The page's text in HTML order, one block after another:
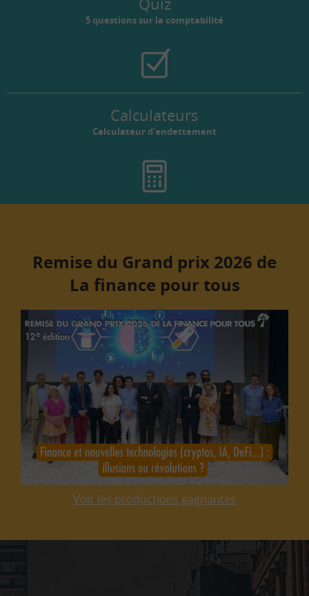
5 questions sur la comptabilité
Calculateurs
Calculateur d'endettement
Remise du Grand prix 2026 de
La finance pour tous
Voir les productions gagnantes